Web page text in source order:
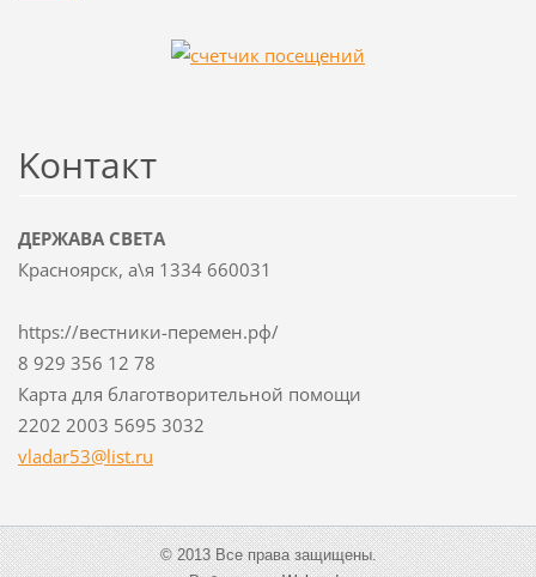
Koнтакт
ДЕРЖАВА СВЕТА
Красноярск, а\я 1334 660031
https://вестники-перемен.рф/
8 929 356 12 78
Карта для благотворительной помощи
2202 2003 5695 3032
vladar53@list.ru
© 2013 Все права защищены.